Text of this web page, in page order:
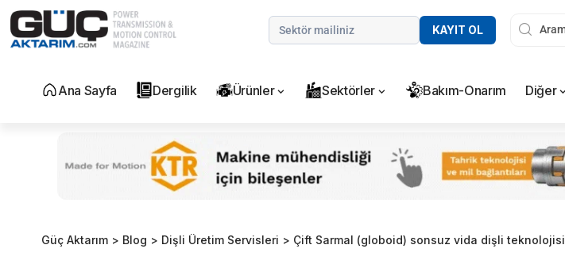
KAYIT OL
Ana Sayfa Dergilik Ürünler Sektörler Bakım-Onarım Diğer
Güç Aktarım > Blog > Dişli Üretim Servisleri > Çift Sarmal (globoid) sonsuz vida dişli teknolojisi